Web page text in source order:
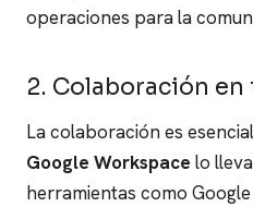
operaciones para la
2. Colaboración
La colaboración es
Google Workspace lo
herramientas como